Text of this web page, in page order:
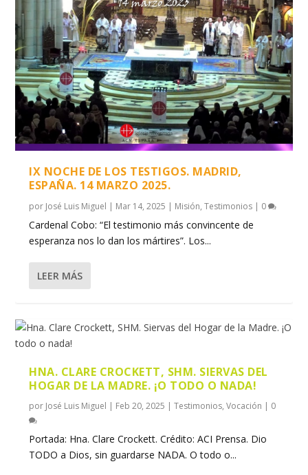
IX NOCHE DE LOS TESTIGOS. MADRID,
ESPAÑA. 14 MARZO 2025.
por José Luis Miguel | Mar 14, 2025 | Misión,Testimonios | 0
Cardenal Cobo: “El testimonio más convincente de
esperanza nos lo dan los mártires”. Los...
LEER MÁS
HNA. CLARE CROCKETT, SHM. SIERVAS DEL
HOGAR DE LA MADRE. ¡O TODO O NADA!
por José Luis Miguel | Feb 20, 2025 |Testimonios,Vocación | 0
Portada: Hna. Clare Crockett. Crédito: ACI Prensa. Dio
TODO a Dios, sin guardarse NADA. O todo o...